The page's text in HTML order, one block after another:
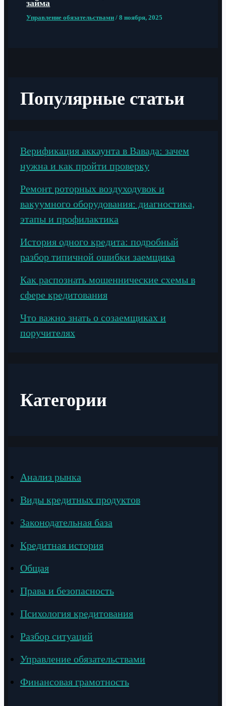
займа
Управление обязательствами /8 ноября, 2025
Популярные статьи
Верификация аккаунта в Вавада: зачем
нужна и как пройти проверку
Ремонт роторных воздуходувок и
вакуумного оборудования: диагностика,
этапы и профилактика
История одного кредита: подробный
разбор типичной ошибки заемщика
Как распознать мошеннические схемы в
сфере кредитования
Что важно знать о созаемщиках и
поручителях
Категории
Анализ рынка
Виды кредитных продуктов
Законодательная база
Кредитная история
Общая
Права и безопасность
Психология кредитования
Разбор ситуаций
Управление обязательствами
Финансовая грамотность